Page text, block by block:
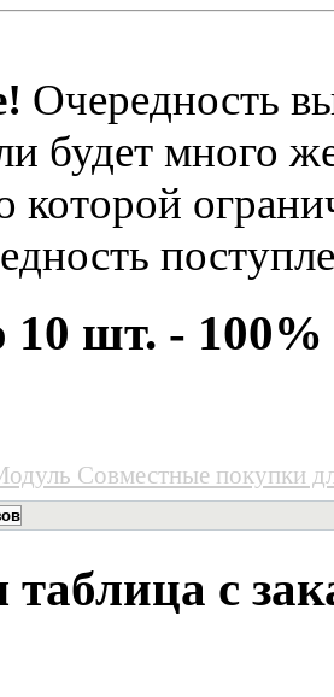
Очередность
будет много
которой
10 шт. -
Совместные покупки
с